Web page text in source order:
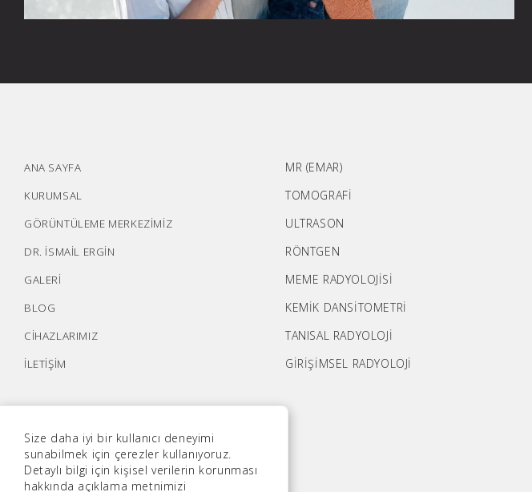
Size daha iyi bir kullanıcı deneyimi
sunabilmek için çerezler kullanıyoruz.
Detaylı bilgi için kişisel verilerin korunması
hakkında açıklama metnimizi
ANA SAYFA
KURUMSAL
GÖRÜNTÜLEME MERKEZİMİZ
DR. İSMAİL ERGİN
GALERİ
BLOG
CİHAZLARIMIZ
İLETİŞİM
MR (EMAR)
TOMOGRAFİ
ULTRASON
RÖNTGEN
MEME RADYOLOJİSİ
KEMİK DANSİTOMETRİ
TANISAL RADYOLOJİ
GİRİŞİMSEL RADYOLOJİ